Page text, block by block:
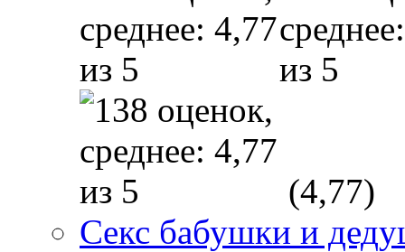
(4,77)
Секс бабушки и